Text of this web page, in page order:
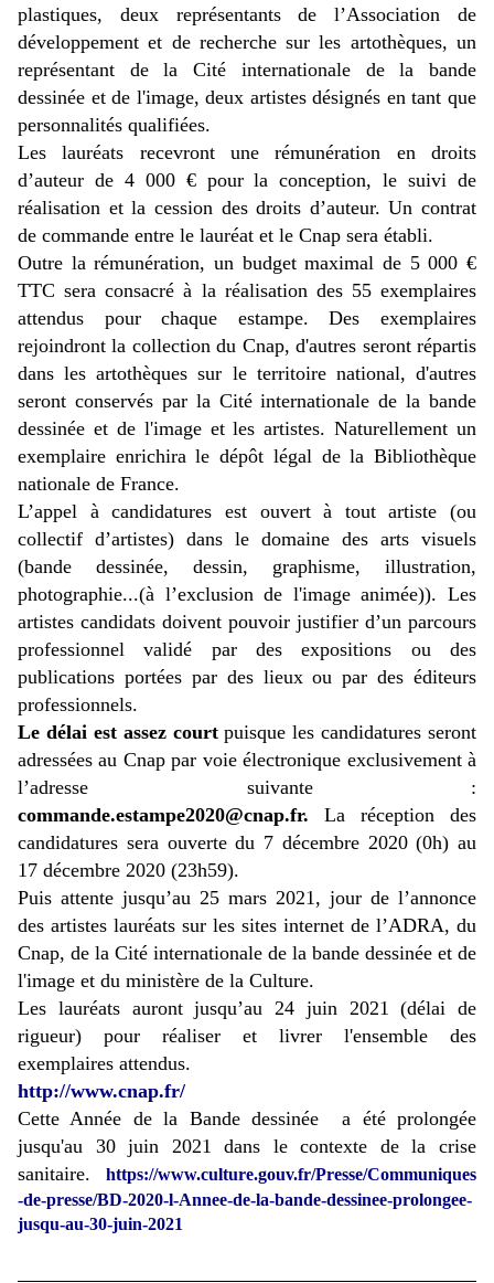
plastiques, deux représentants de l’Association de
développement et de recherche sur les artothèques, un
représentant de la Cité internationale de la bande
dessinée et de l'image, deux artistes désignés en tant que
personnalités qualifiées.
Les lauréats recevront une rémunération en droits
d’auteur de 4 000 € pour la conception, le suivi de
réalisation et la cession des droits d’auteur. Un contrat
de commande entre le lauréat et le Cnap sera établi.
Outre la rémunération, un budget maximal de 5 000 €
TTC sera consacré à la réalisation des 55 exemplaires
attendus pour chaque estampe. Des exemplaires
rejoindront la collection du Cnap, d'autres seront répartis
dans les artothèques sur le territoire national, d'autres
seront conservés par la Cité internationale de la bande
dessinée et de l'image et les artistes. Naturellement un
exemplaire enrichira le dépôt légal de la Bibliothèque
nationale de France.
L’appel à candidatures est ouvert à tout artiste (ou
collectif d’artistes) dans le domaine des arts visuels
(bande dessinée, dessin, graphisme, illustration,
photographie...(à l’exclusion de l'image animée)). Les
artistes candidats doivent pouvoir justifier d’un parcours
professionnel validé par des expositions ou des
publications portées par des lieux ou par des éditeurs
professionnels.
Le délai est assez courtpuisque les candidatures seront
adressées au Cnap par voie électronique exclusivement à
l’adresse suivante :
commande.estampe2020@cnap.fr. La réception des
candidatures sera ouverte du 7 décembre 2020 (0h) au
17 décembre 2020 (23h59).
Puis attente jusqu’au 25 mars 2021, jour de l’annonce
des artistes lauréats sur les sites internet de l’ADRA, du
Cnap, de la Cité internationale de la bande dessinée et de
l'image et du ministère de la Culture.
Les lauréats auront jusqu’au 24 juin 2021 (délai de
rigueur) pour réaliser et livrer l'ensemble des
exemplaires attendus.
http://www.cnap.fr/
Cette Année de la Bande dessinée a été prolongée
jusqu'au 30 juin 2021 dans le contexte de la crise
sanitaire. https://www.culture.gouv.fr/Presse/Communiques
-de-presse/BD-2020-l-Annee-de-la-bande-dessinee-prolongee-
jusqu-au-30-juin-2021